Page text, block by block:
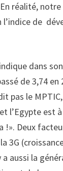
réalité,
l’indice de
dans
de 3,74
pas le
l’Egypte est
!». Deux
aussi la